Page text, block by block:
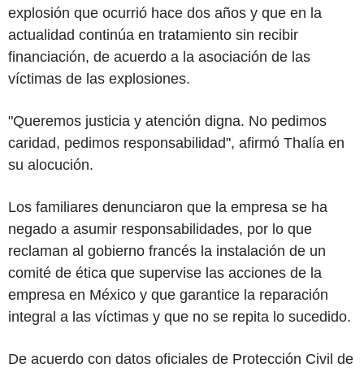
explosión que ocurrió hace dos años y que en la
actualidad continúa en tratamiento sin recibir
financiación, de acuerdo a la asociación de las
víctimas de las explosiones.
"Queremos justicia y atención digna. No pedimos
caridad, pedimos responsabilidad", afirmó Thalía en
su alocución.
Los familiares denunciaron que la empresa se ha
negado a asumir responsabilidades, por lo que
reclaman al gobierno francés la instalación de un
comité de ética que supervise las acciones de la
empresa en México y que garantice la reparación
integral a las víctimas y que no se repita lo sucedido.
De acuerdo con datos oficiales de Protección Civil de